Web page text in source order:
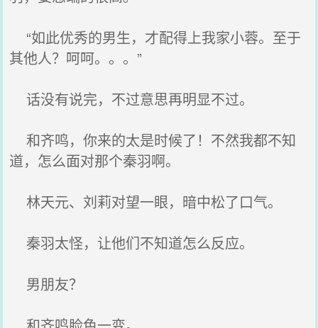
“如此优秀的男生，才配得上我家小蓉。至于
其他人？呵呵。。。”
话没有说完，不过意思再明显不过。
和齐鸣，你来的太是时候了！不然我都不知
道，怎么面对那个秦羽啊。
林天元、刘莉对望一眼，暗中松了口气。
秦羽太怪，让他们不知道怎么反应。
男朋友？